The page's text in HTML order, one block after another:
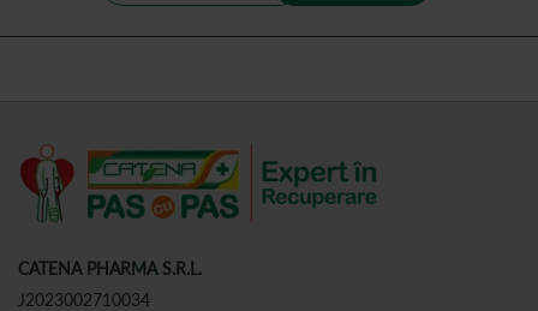
CATENA PHARMA S.R.L.
J2023002710034